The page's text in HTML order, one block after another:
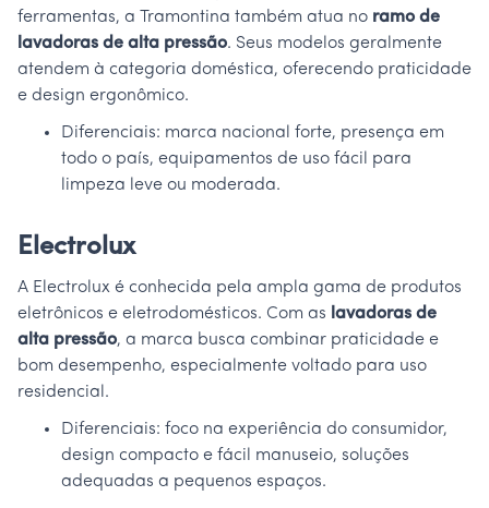
ferramentas, a Tramontina também atua no ramo de
lavadoras de alta pressão. Seus modelos geralmente
atendem à categoria doméstica, oferecendo praticidade
e design ergonômico.
Diferenciais: marca nacional forte, presença em
todo o país, equipamentos de uso fácil para
limpeza leve ou moderada.
Electrolux
A Electrolux é conhecida pela ampla gama de produtos
eletrônicos e eletrodomésticos. Com as lavadoras de
alta pressão, a marca busca combinar praticidade e
bom desempenho, especialmente voltado para uso
residencial.
Diferenciais: foco na experiência do consumidor,
design compacto e fácil manuseio, soluções
adequadas a pequenos espaços.